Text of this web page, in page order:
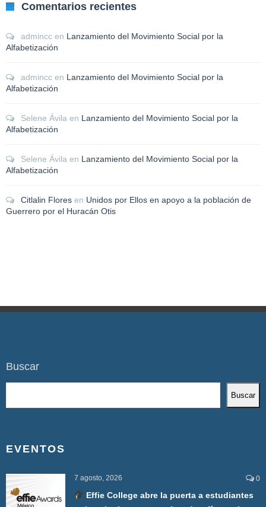
Comentarios recientes
admincc en Lanzamiento del Movimiento Social por la
Alfabetización
admincc en Lanzamiento del Movimiento Social por la
Alfabetización
Selene Ávila en Lanzamiento del Movimiento Social por la
Alfabetización
Selene Ávila en Lanzamiento del Movimiento Social por la
Alfabetización
Citlalin Flores en Unidos por Ellos en apoyo a la población de
Guerrero por el Huracán Otis
Buscar
Buscar
EVENTOS
7 agosto, 2026 0
Effie College abre la puerta a estudiantes